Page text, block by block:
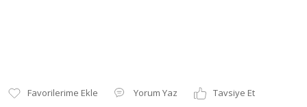
Yorum Yaz
Tavsiye Et